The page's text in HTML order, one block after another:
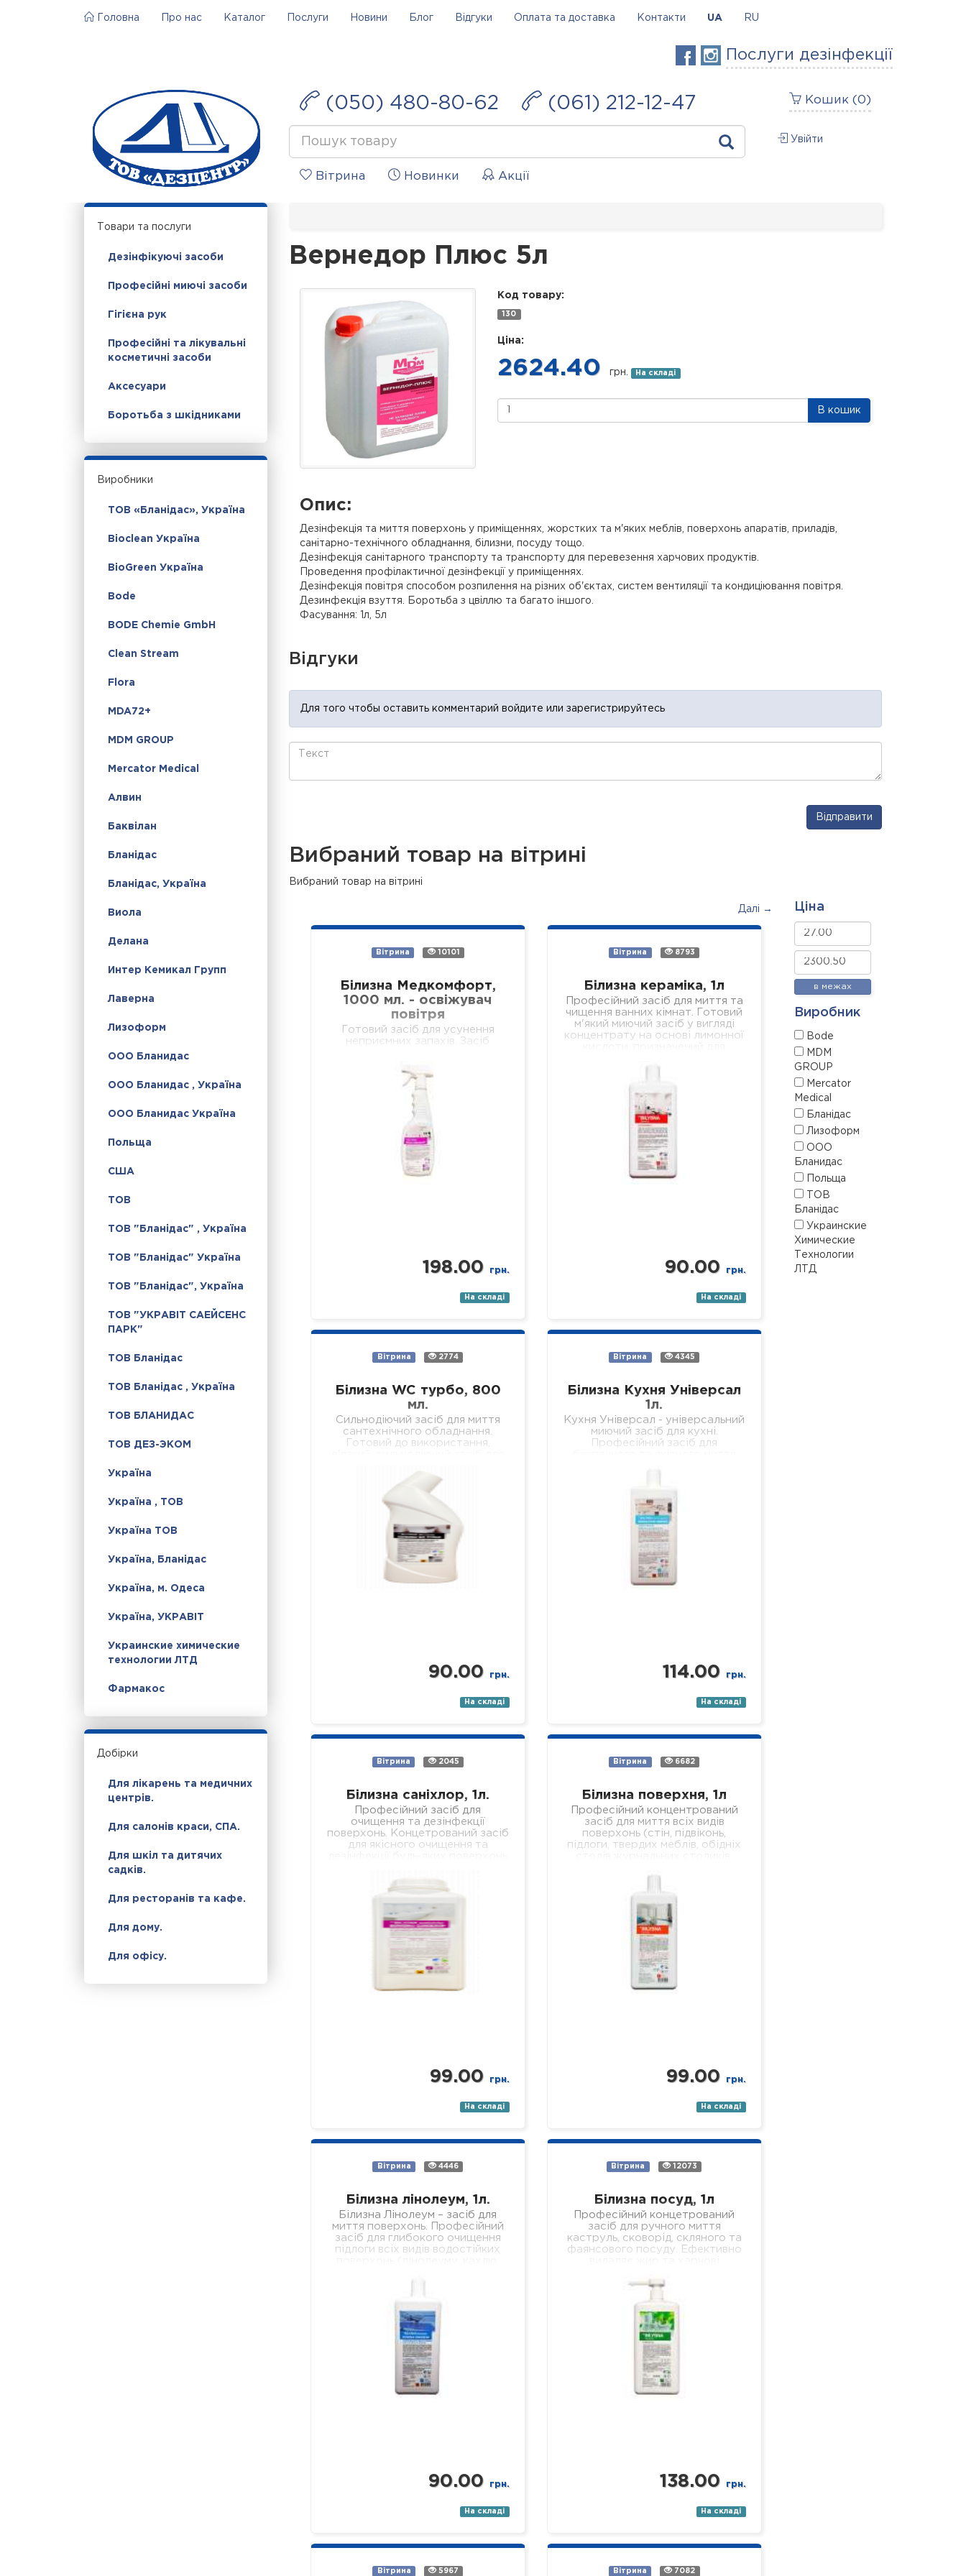
Головна Про нас Каталог Послуги Новини Блог Відгуки Оплата та доставка Контакти UA RU
Послуги дезінфекції
(050) 480-80-62 (061) 212-12-47
Вітрина Новинки Акції
Кошик ( 0 )
Увійти
Товари та послуги
Дезінфікуючі засоби
Професійні миючі засоби
Гігієна рук
Професійні та лікувальні
косметичні засоби
Аксесуари
Боротьба з шкідниками
Виробники
ТОВ «Бланідас», Україна
Bioclean Україна
BioGreen Україна
Bode
BODE Chemie GmbH
Clean Stream
Flora
MDA72+
MDM GROUP
Mercator Medical
Алвин
Баквілан
Бланідас
Бланідас, Україна
Виола
Делана
Интер Кемикал Групп
Лаверна
Лизоформ
ООО Бланидас
ООО Бланидас , Україна
ООО Бланидас Україна
Польща
США
ТОВ
ТОВ "Бланідас" , Україна
ТОВ "Бланідас" Україна
ТОВ "Бланідас", Україна
ТОВ "УКРАВІТ САЕЙСЕНС
ПАРК"
ТОВ Бланідас
ТОВ Бланідас , Україна
ТОВ БЛАНИДАС
ТОВ ДЕЗ-ЭКОМ
Україна
Україна , ТОВ
Україна ТОВ
Україна, Бланідас
Україна, м. Одеса
Україна, УКРАВІТ
Украинские химические
технологии ЛТД
Фармакос
Добірки
Для лікарень та медичних
центрів.
Для салонів краси, СПА.
Для шкіл та дитячих
садків.
Для ресторанів та кафе.
Для дому.
Для офісу.
Вернедор Плюс 5л
Код товару:
130
Ціна:
2624.40 грн. На складі
В кошик
Опис:
Дезінфекція та миття поверхонь у приміщеннях, жорстких та м'яких меблів, поверхонь апаратів, приладів,
санітарно-технічного обладнання, білизни, посуду тощо.
Дезінфекція санітарного транспорту та транспорту для перевезення харчових продуктів.
Проведення профілактичної дезінфекції у приміщеннях.
Дезінфекція повітря способом розпилення на різних об'єктах, систем вентиляції та кондиціювання повітря.
Дезинфекція взуття. Боротьба з цвіллю та багато іншого.
Фасування: 1л, 5л
Відгуки
Для того чтобы оставить комментарий войдите или зарегистрируйтесь
Відправити
Вибраний товар на вітрині
Вибраний товар на вітрині
Далі →
Вітрина 10101
Білизна Медкомфорт,
1000 мл. - освіжувач
повітря
Готовий засіб для усунення
неприємних запахів. Засіб
відділеннях лікувальних установ
різного профілю, навчальних та
дошкільних закладах, у місцях
громадського харчування…
198.00 грн.
На складі
Вітрина 8793
Білизна кераміка, 1л
Професійний засіб для миття та
чищення ванних кімнат. Готовий
м'який миючий засіб у вигляді
концентрату на основі лимонної
керамічним…
90.00 грн.
На складі
Вітрина 2774
Білизна WC турбо, 800
мл.
Сильнодіючий засіб для миття
сантехнічного обладнання.
Готовий до використання,
видалення сечового каменю,
кальцієвих та вапняних
відкладень з внутрішніх
поверхонь…
90.00 грн.
На складі
Вітрина 4345
Білизна Кухня Універсал
1л.
Кухня Універсал - універсальний
миючий засіб для кухні.
Професійний засіб для
114.00 грн.
На складі
Вітрина 2045
Білизна саніхлор, 1л.
Професійний засіб для
очищення та дезінфекції
поверхонь. Концетрований засіб
для якісного очищення та
раковини, ванни, душові піддони
тощо). Засіб якісно…
99.00 грн.
На складі
Вітрина 6682
Білизна поверхня, 1л
Професійний концентрований
засіб для миття всіх видів
поверхонь (стін, підвіконь,
підлоги, твердих меблів, обідніх
устаткування у лікувальних
установах різного профілю).
Властивості: - економічний; -…
99.00 грн.
На складі
Вітрина 4446
Білизна лінолеум, 1л.
Білизна Лінолеум – засіб для
миття поверхонь. Професійний
засіб для глибокого очищення
підлоги всіх видів водостійких
нетоногенні…
90.00 грн.
На складі
Вітрина 12073
Білизна посуд, 1л
Професійний концетрований
засіб для ручного миття
каструль, сковорід, скляного та
фаянсового посуду. Ефективно
легко змивається, не залишаючи
138.00 грн.
На складі
Вітрина 5967 Вітрина 7082
Ціна
в межах
Виробник
Bode
MDM
GROUP
Mercator
Medical
Бланідас
Лизоформ
ООО
Бланидас
Польща
ТОВ
Бланідас
Украинские
Химические
Технологии
ЛТД